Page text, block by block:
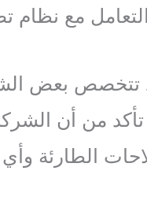
مع نظام
بعض
من أن الشركة
الطارئة